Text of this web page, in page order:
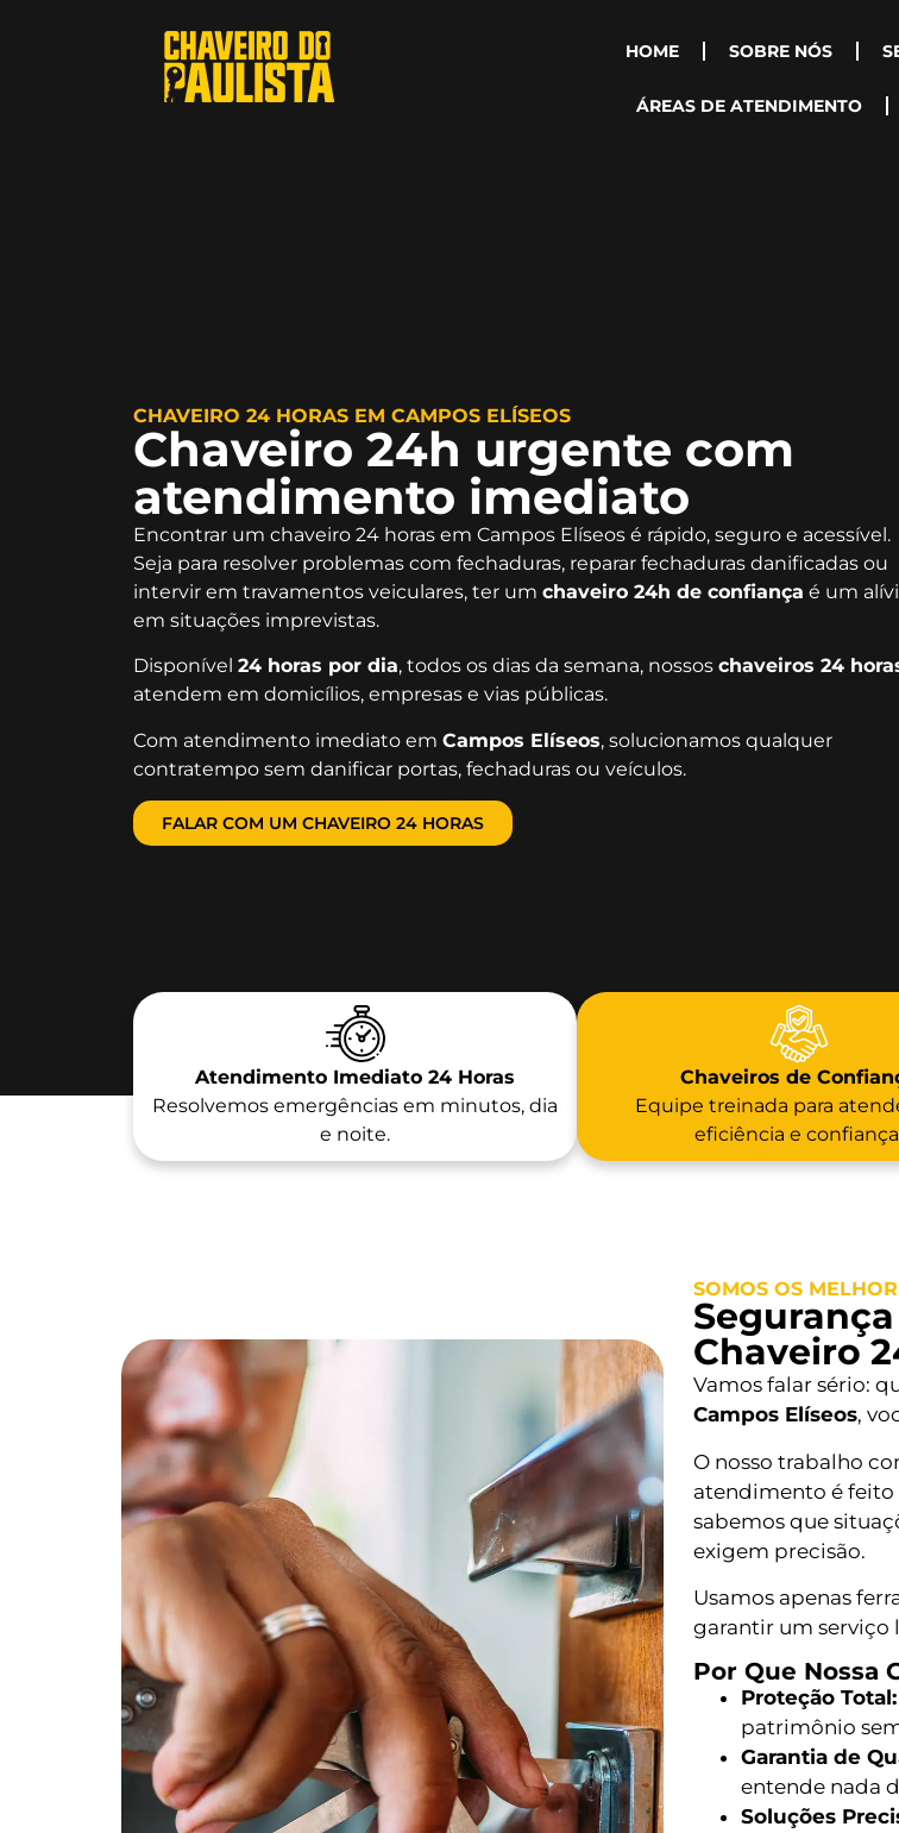
HOME SOBRE NÓS
ÁREAS DE ATENDIMENTO
CHAVEIRO 24 HORAS EM CAMPOS ELÍSEOS
Chaveiro 24h urgente com
atendimento imediato
Encontrar um chaveiro 24 horas em Campos Elíseos é rápido, seguro e acessível.
Seja para resolver problemas com fechaduras, reparar fechaduras danificadas ou
intervir em travamentos veiculares, ter um chaveiro 24h de confiança é um
em situações imprevistas.
Disponível 24 horas por dia, todos os dias da semana, nossos chaveiros 24
atendem em domicílios, empresas e vias públicas.
Com atendimento imediato em Campos Elíseos, solucionamos qualquer
contratempo sem danificar portas, fechaduras ou veículos.
FALAR COM UM CHAVEIRO 24 HORAS
Atendimento Imediato 24 Horas
Resolvemos emergências em minutos, dia
e noite.
Chaveiros de
Equipe treinada para
eficiência e
SOMOS OS
Chaveiro
Vamos falar sério:
Campos Elíseos,
O nosso trabalho
atendimento é feito
sabemos que
exigem precisão.
Usamos apenas
garantir um serviço
Por Que Nossa
Proteção Total:
patrimônio
Garantia de
entende nada
Soluções